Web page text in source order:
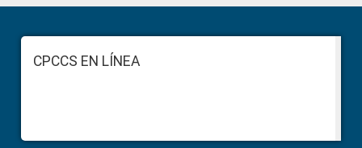
Sidebar
FooterCPCCS EN LÍNEA